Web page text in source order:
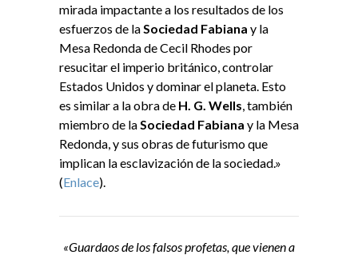
mirada impactante a los resultados de los
esfuerzos de la Sociedad Fabiana y la
Mesa Redonda de Cecil Rhodes por
resucitar el imperio británico, controlar
Estados Unidos y dominar el planeta. Esto
es similar a la obra de H. G. Wells , también
miembro de la Sociedad Fabiana y la Mesa
Redonda, y sus obras de futurismo que
implican la esclavización de la sociedad.»
(Enlace).
«Guardaos de los falsos profetas, que vienen a